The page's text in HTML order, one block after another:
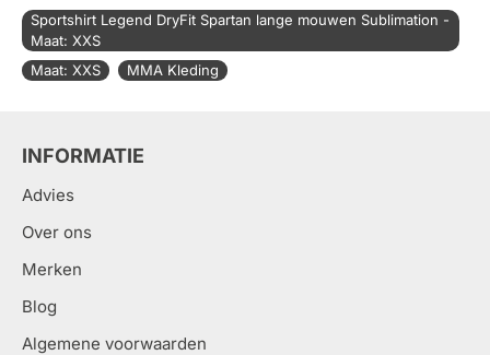
Sportshirt Legend DryFit Spartan lange mouwen Sublimation -
Maat: XXS
Maat: XXS
MMA Kleding
INFORMATIE
Advies
Over ons
Merken
Blog
Algemene voorwaarden